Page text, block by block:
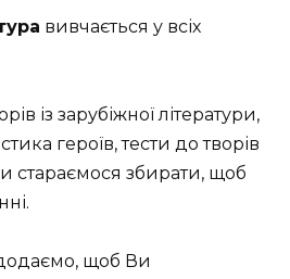
вивчається у всіх
із зарубіжної літератури,
героїв, тести до творів
стараємося збирати, щоб
щоб Ви